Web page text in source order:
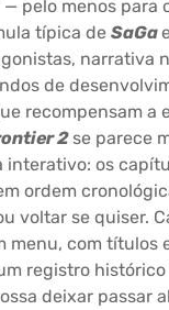
— pelo menos para
típica de SaGa
narrativa
de
recompensam a
2se parece
interativo: os
ordem
voltar se quiser.
menu, com títulos
registro histórico
deixar passar